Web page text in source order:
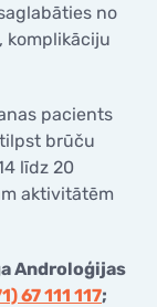
no
komplikāciju
pacients
brūču
līdz 20
aktivitātēm
Androloģijas
67 111 117;